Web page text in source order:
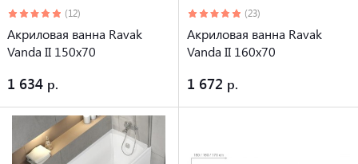
(12)
Акриловая ванна Ravak
Vanda II 150x70
1 634
(23)
Акриловая ванна Ravak
Vanda II 160x70
1 672